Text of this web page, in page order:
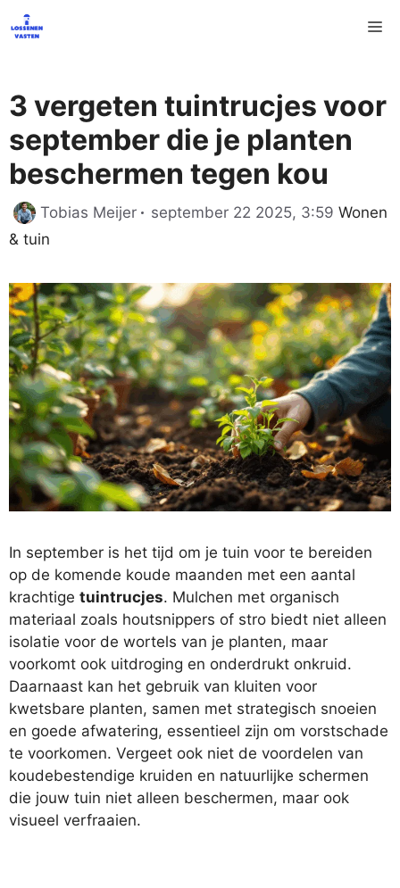
naar
3 vergeten tuintrucjes voor
september die je planten
beschermen tegen kou
Tobias Meijer september 22 2025, 3:59 Wonen
& tuin
In september is het tijd om je tuin voor te bereiden
op de komende koude maanden met een aantal
krachtige tuintrucjes. Mulchen met organisch
materiaal zoals houtsnippers of stro biedt niet alleen
isolatie voor de wortels van je planten, maar
voorkomt ook uitdroging en onderdrukt onkruid.
Daarnaast kan het gebruik van kluiten voor
kwetsbare planten, samen met strategisch snoeien
en goede afwatering, essentieel zijn om vorstschade
te voorkomen. Vergeet ook niet de voordelen van
koudebestendige kruiden en natuurlijke schermen
die jouw tuin niet alleen beschermen, maar ook
visueel verfraaien.